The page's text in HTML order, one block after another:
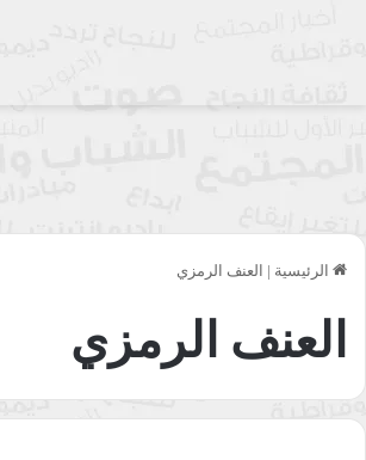
الرئيسية | العنف الرمزي
العنف الرمزي